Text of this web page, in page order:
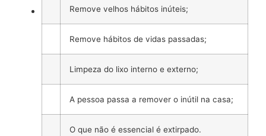
Remove velhos hábitos inúteis;
Remove hábitos de vidas passadas;
Limpeza do lixo interno e externo;
A pessoa passa a remover o inútil na casa;
O que não é essencial é extirpado.